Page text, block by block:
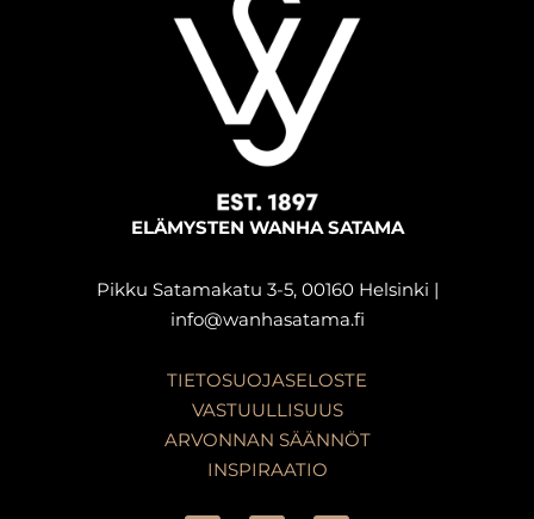
ELÄMYSTEN WANHA SATAMA
Pikku Satamakatu 3-5, 00160 Helsinki |
info@wanhasatama.fi
TIETOSUOJASELOSTE
VASTUULLISUUS
ARVONNAN SÄÄNNÖT
INSPIRAATIO